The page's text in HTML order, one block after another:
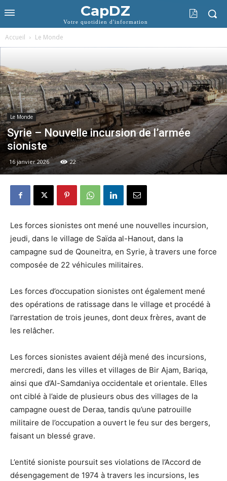
CapDZ
Votre quotidien d'information
Accueil Le Monde
Le Monde
Syrie – Nouvelle incursion de l’armée
sioniste
16 janvier 2026 22
Les forces sionistes ont mené une nouvelles incursion,
jeudi, dans le village de Saïda al-Hanout, dans la
campagne sud de Qouneitra, en Syrie, à travers une force
composée de 22 véhicules militaires.
Les forces d’occupation sionistes ont également mené
des opérations de ratissage dans le village et procédé à
l’arrestation de trois jeunes, dont deux frères, avant de
les relâcher.
Les forces sionistes avaient déjà mené des incursions,
mercredi, dans les villes et villages de Bir Ajam, Bariqa,
ainsi que d’Al-Samdaniya occidentale et orientale. Elles
ont ciblé à l’aide de plusieurs obus des villages de la
campagne ouest de Deraa, tandis qu’une patrouille
militaire de l’occupation a ouvert le feu sur des bergers,
faisant un blessé grave.
L’entité sioniste poursuit ses violations de l’Accord de
désengagement de 1974 à travers les incursions, les